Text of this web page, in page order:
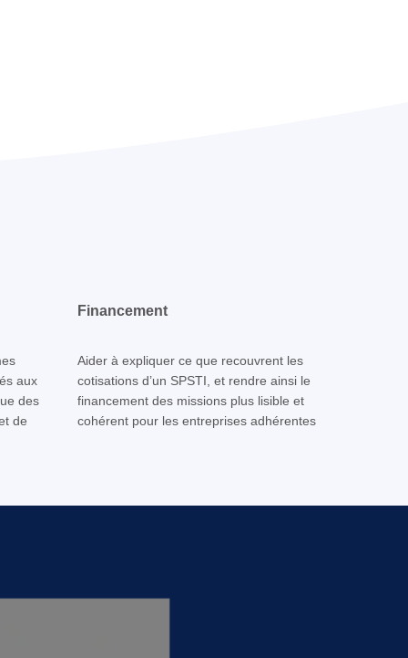
aux
des
de
Financement
Aider à expliquer ce que recouvrent les
cotisations d’un SPSTI, et rendre ainsi le
financement des missions plus lisible et
cohérent pour les entreprises adhérentes